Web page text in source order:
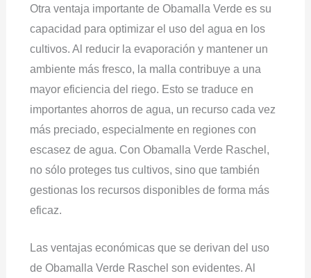
Otra ventaja importante de Obamalla Verde es su
capacidad para optimizar el uso del agua en los
cultivos. Al reducir la evaporación y mantener un
ambiente más fresco, la malla contribuye a una
mayor eficiencia del riego. Esto se traduce en
importantes ahorros de agua, un recurso cada vez
más preciado, especialmente en regiones con
escasez de agua. Con Obamalla Verde Raschel,
no sólo proteges tus cultivos, sino que también
gestionas los recursos disponibles de forma más
eficaz.
Las ventajas económicas que se derivan del uso
de Obamalla Verde Raschel son evidentes. Al